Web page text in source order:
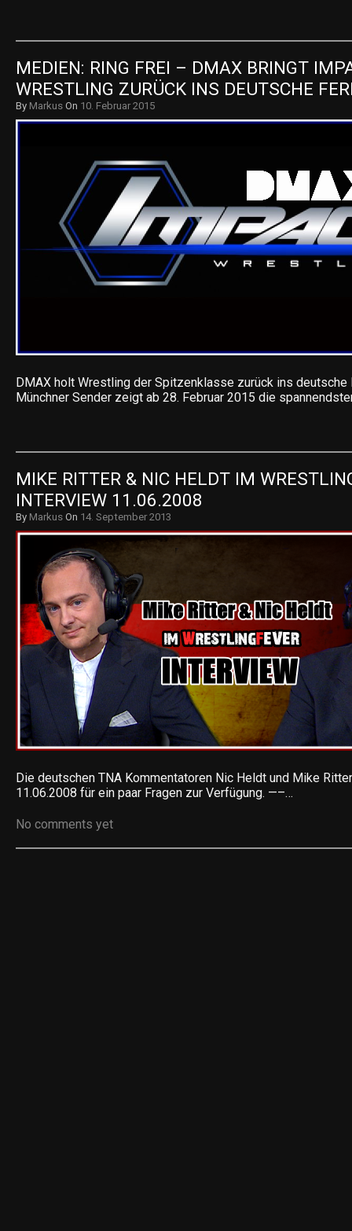
MEDIEN: RING FREI – DMAX BRINGT
WRESTLING ZURÜCK INS DEUTSCHE
By Markus On 10. Februar 2015
DMAX holt Wrestling der Spitzenklasse zurück ins deutsche
Münchner Sender zeigt ab 28. Februar 2015 die
MIKE RITTER & NIC HELDT IM
INTERVIEW 11.06.2008
By Markus On 14. September 2013
Die deutschen TNA Kommentatoren Nic Heldt und Mike
11.06.2008 für ein paar Fragen zur Verfügung. —–…
No comments yet